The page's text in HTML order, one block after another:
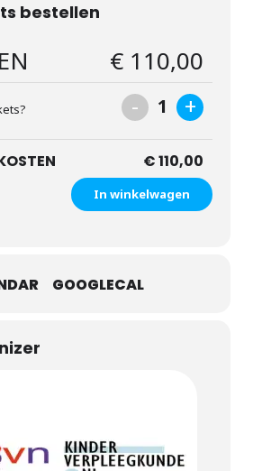
bestellen
€ 110,00
- 1 +
€ 110,00
In winkelwagen
GOOGLECAL